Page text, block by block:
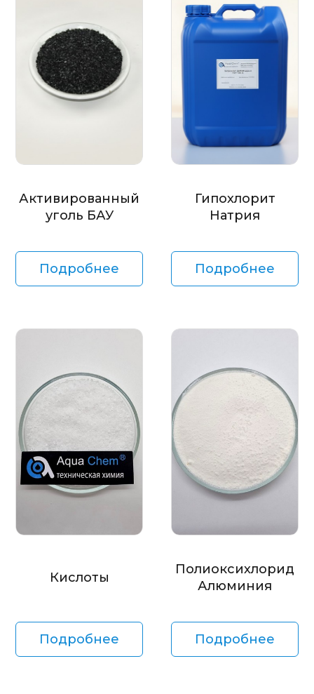
Активированный
уголь БАУ
Подробнее
Гипохлорит
Натрия
Подробнее
Кислоты
Подробнее
Полиоксихлорид
Алюминия
Подробнее